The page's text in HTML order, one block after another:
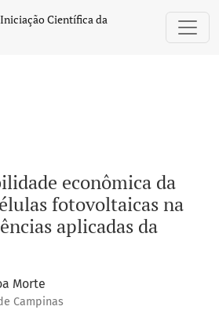
econômica da instalação de
Científica da
econômica da
fotovoltaicas na
aplicadas da
Morte
Campinas